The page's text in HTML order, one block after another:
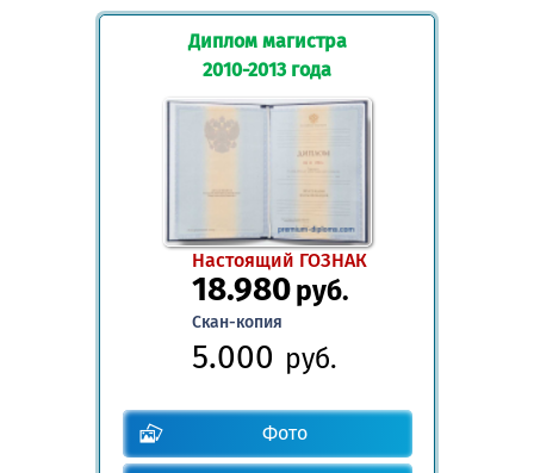
Диплом магистра
2010-2013 года
Настоящий ГОЗНАК
18.980руб.
Скан-копия
5.000 руб.
Фото